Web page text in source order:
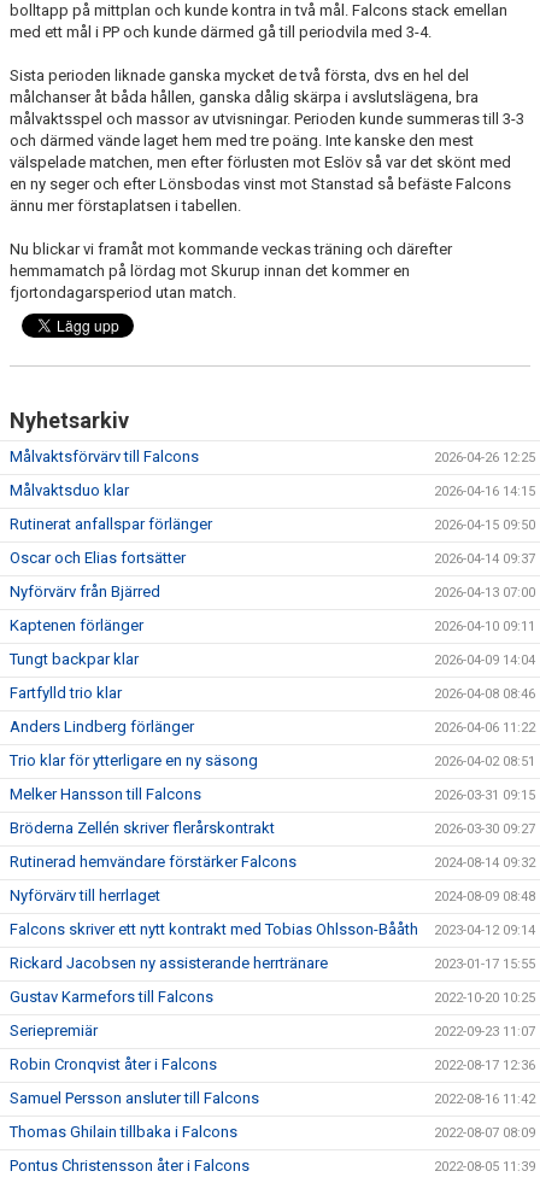
bolltapp på mittplan och kunde kontra in två mål. Falcons stack emellan
med ett mål i PP och kunde därmed gå till periodvila med 3-4.
Sista perioden liknade ganska mycket de två första, dvs en hel del
målchanser åt båda hållen, ganska dålig skärpa i avslutslägena, bra
målvaktsspel och massor av utvisningar. Perioden kunde summeras till 3-3
och därmed vände laget hem med tre poäng. Inte kanske den mest
välspelade matchen, men efter förlusten mot Eslöv så var det skönt med
en ny seger och efter Lönsbodas vinst mot Stanstad så befäste Falcons
ännu mer förstaplatsen i tabellen.
Nu blickar vi framåt mot kommande veckas träning och därefter
hemmamatch på lördag mot Skurup innan det kommer en
fjortondagarsperiod utan match.
Nyhetsarkiv
Målvaktsförvärv till Falcons 2026-04-26 12:25
Målvaktsduo klar 2026-04-16 14:15
Rutinerat anfallspar förlänger 2026-04-15 09:50
Oscar och Elias fortsätter 2026-04-14 09:37
Nyförvärv från Bjärred 2026-04-13 07:00
Kaptenen förlänger 2026-04-10 09:11
Tungt backpar klar 2026-04-09 14:04
Fartfylld trio klar 2026-04-08 08:46
Anders Lindberg förlänger 2026-04-06 11:22
Trio klar för ytterligare en ny säsong 2026-04-02 08:51
Melker Hansson till Falcons 2026-03-31 09:15
Bröderna Zellén skriver flerårskontrakt 2026-03-30 09:27
Rutinerad hemvändare förstärker Falcons 2024-08-14 09:32
Nyförvärv till herrlaget 2024-08-09 08:48
Falcons skriver ett nytt kontrakt med Tobias Ohlsson-Bååth 2023-04-12 09:14
Rickard Jacobsen ny assisterande herrtränare 2023-01-17 15:55
Gustav Karmefors till Falcons 2022-10-20 10:25
Seriepremiär 2022-09-23 11:07
Robin Cronqvist åter i Falcons 2022-08-17 12:36
Samuel Persson ansluter till Falcons 2022-08-16 11:42
Thomas Ghilain tillbaka i Falcons 2022-08-07 08:09
Pontus Christensson åter i Falcons 2022-08-05 11:39